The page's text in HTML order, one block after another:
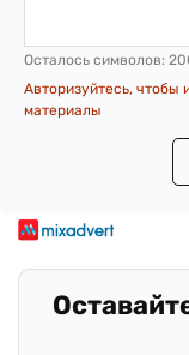
Осталось символов:
Авторизуйтесь, чтобы
материалы